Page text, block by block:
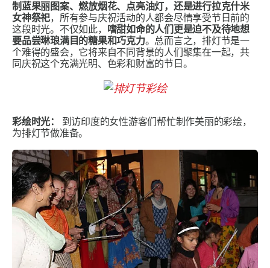
制蓝果丽图案、燃放烟花、点亮油灯，还是进行拉克什米
女神祭祀，所有参与庆祝活动的人都会尽情享受节日前的
这段时光。不仅如此， 嗜甜如命的人们更是迫不及待地想
要品尝琳琅满目的糖果和巧克力。总而言之，排灯节是一
个难得的盛会，它将来自不同背景的人们聚集在一起，共
同庆祝这个充满光明、色彩和财富的节日。
彩绘时光： 到访印度的女性游客们帮忙制作美丽的彩绘，
为排灯节做准备。